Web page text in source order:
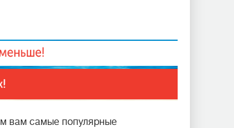
вам самые популярные